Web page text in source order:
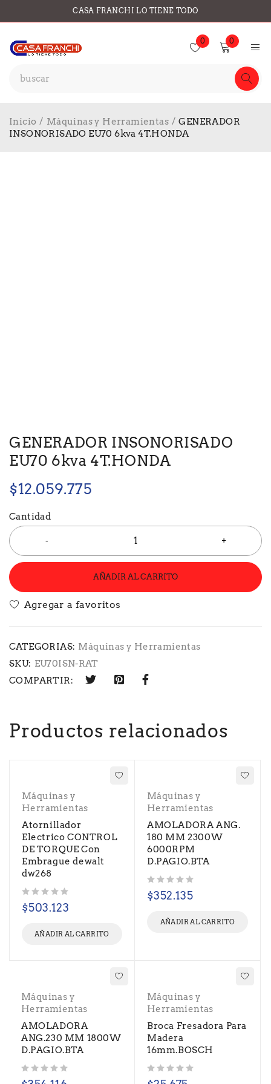
CASA FRANCHI LO TIENE TODO
0 0
Inicio / Máquinas y Herramientas / GENERADOR
INSONORISADO EU70 6kva 4T.HONDA
GENERADOR INSONORISADO
EU70 6kva 4T.HONDA
$12.059.775
Cantidad
AÑADIR AL CARRITO
CATEGORIAS: Máquinas y Herramientas
SKU: EU70ISN-RAT
COMPARTIR:
Productos relacionados
Máquinas y
Herramientas
Atornillador
Electrico CONTROL
DE TORQUE Con
Embrague dewalt
dw268
$503.123
AÑADIR AL CARRITO
Máquinas y
Herramientas
AMOLADORA ANG.
180 MM 2300W
6000RPM
D.PAGIO.BTA
$352.135
AÑADIR AL CARRITO
Máquinas y
Herramientas
AMOLADORA
ANG.230 MM 1800W
D.PAGIO.BTA
Máquinas y
Herramientas
Broca Fresadora Para
Madera
16mm.BOSCH